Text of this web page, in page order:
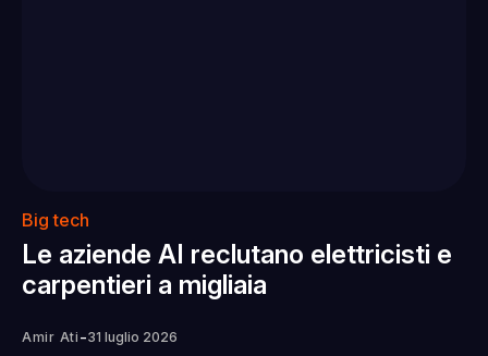
Big tech
Le aziende AI reclutano elettricisti e
carpentieri a migliaia
Amir Ati -31 luglio 2026